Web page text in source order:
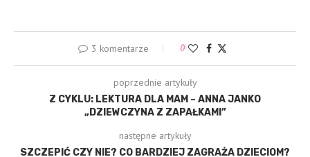
3 komentarze 0
poprzednie artykuły
Z CYKLU: LEKTURA DLA MAM – ANNA JANKO
„DZIEWCZYNA Z ZAPAŁKAMI”
następne artykuły
SZCZEPIĆ CZY NIE? CO BARDZIEJ ZAGRAŻA DZIECIOM?